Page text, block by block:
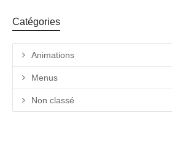
Catégories
Animations
Menus
Non classé